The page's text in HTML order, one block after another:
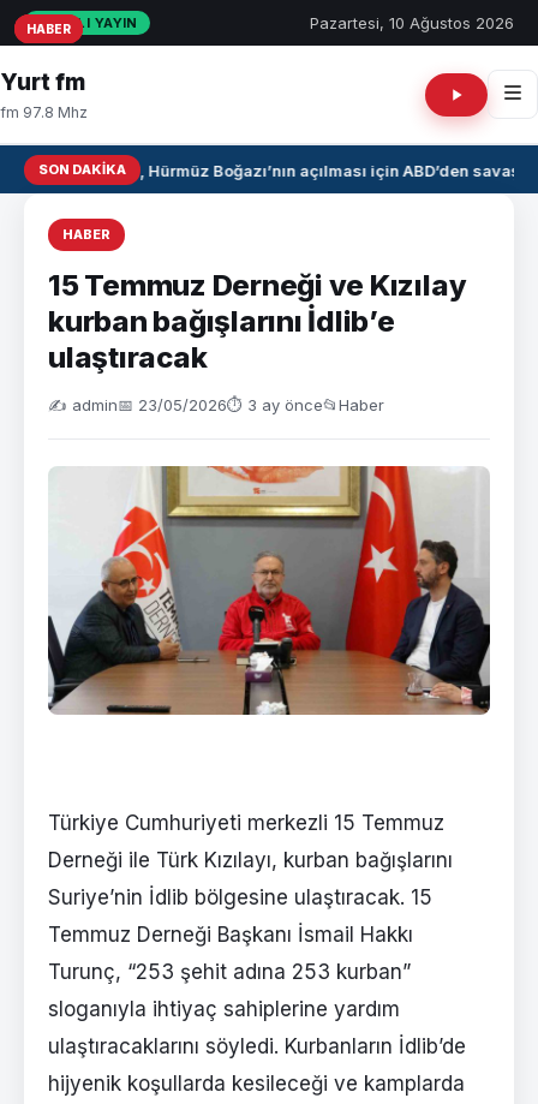
CANLI YAYIN Pazartesi, 10 Ağustos 2026
Yurt fm
fm 97.8 Mhz
SON DAKIKAİran, Hürmüz Boğazı’nın açılması için ABD’den savaş
HABER
15 Temmuz Derneği ve Kızılay
kurban bağışlarını İdlib’e
ulaştıracak
✍️ admin📅 23/05/2026⏱ 3 ay önce📂Haber
Türkiye Cumhuriyeti merkezli 15 Temmuz
Derneği ile Türk Kızılayı, kurban bağışlarını
Suriye’nin İdlib bölgesine ulaştıracak. 15
Temmuz Derneği Başkanı İsmail Hakkı
Turunç, “253 şehit adına 253 kurban”
sloganıyla ihtiyaç sahiplerine yardım
ulaştıracaklarını söyledi. Kurbanların İdlib’de
hijyenik koşullarda kesileceği ve kamplarda
HABER
HABER
HABER